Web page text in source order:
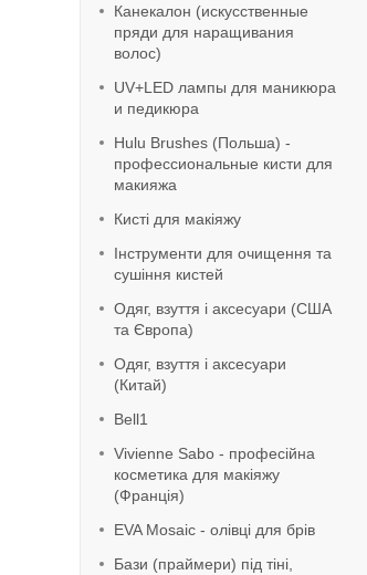
Канекалон (искусственные
пряди для наращивания
волос)
UV+LED лампы для маникюра
и педикюра
Hulu Brushes (Польша) -
профессиональные кисти для
макияжа
Кисті для макіяжу
Інструменти для очищення та
сушіння кистей
Одяг, взуття і аксесуари (США
та Європа)
Одяг, взуття і аксесуари
(Китай)
Bell1
Vivienne Sabo - професійна
косметика для макіяжу
(Франція)
EVA Mosaic - олівці для брів
Бази (праймери) під тіні,